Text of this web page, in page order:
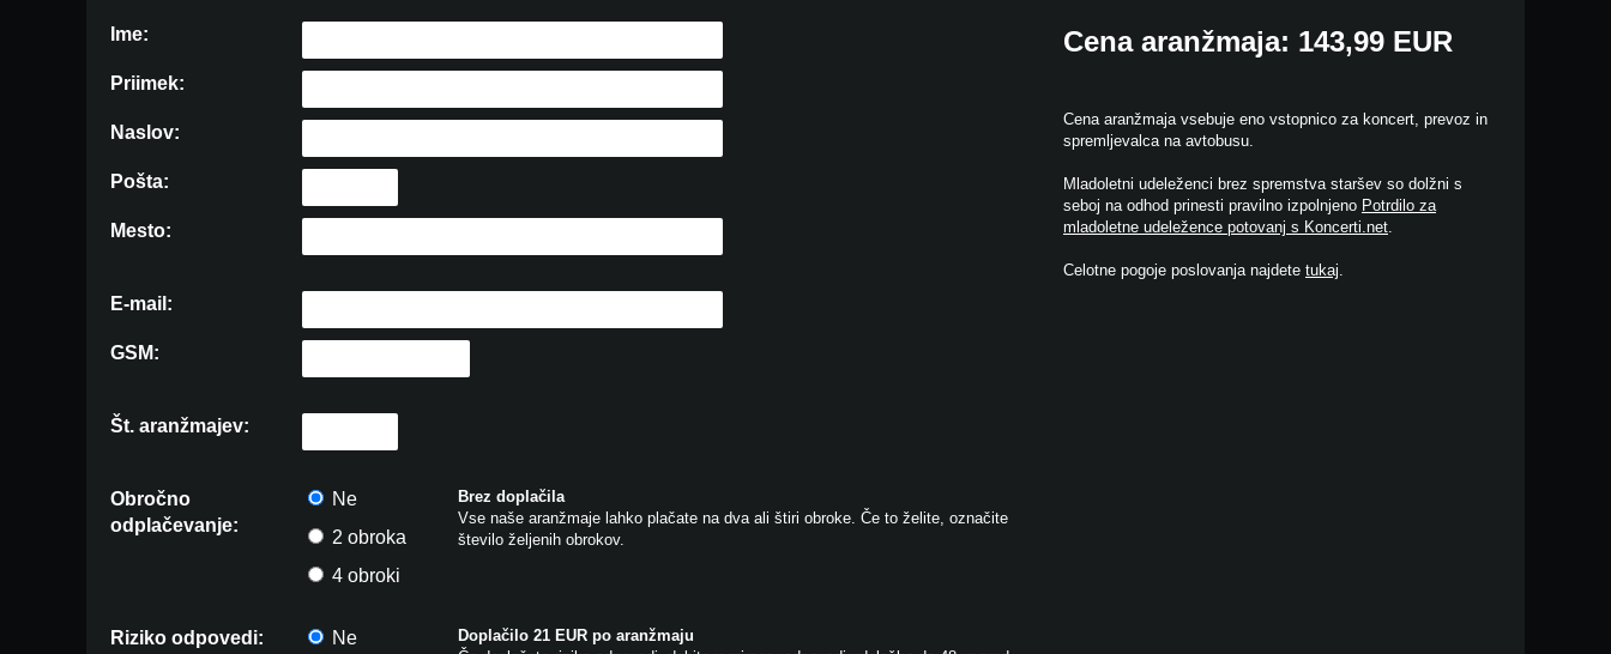
Ime:
Priimek:
Naslov:
Pošta:
Mesto:
E-mail:
GSM:
Št. aranžmajev:
Obročno
odplačevanje:
Ne
2 obroka
4 obroki
Brez doplačila
Vse naše aranžmaje lahko plačate na dva ali štiri obroke. Če to želite, označite
število željenih obrokov.
Riziko odpovedi:
Ne
Doplačilo 21 EUR po aranžmaju
Cena aranžmaja: 143,99 EUR
Cena aranžmaja vsebuje eno vstopnico za koncert, prevoz in
spremljevalca na avtobusu.
Mladoletni udeleženci brez spremstva staršev so dolžni s
seboj na odhod prinesti pravilno izpolnjeno Potrdilo za
mladoletne udeležence potovanj s Koncerti.net.
Celotne pogoje poslovanja najdete tukaj.